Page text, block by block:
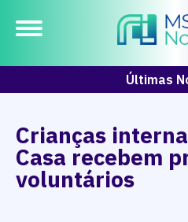
Últimas
Crianças
Casa recebem
voluntários